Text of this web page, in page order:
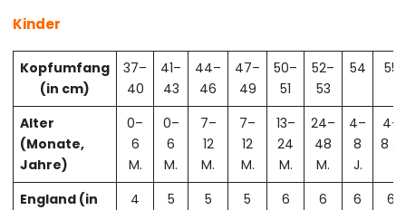
Kinder
Kopfumfang
(in cm)
37–
40
41–
43
44–
46
47–
49
50–
51
52–
53
54 55
Alter
(Monate,
Jahre)
0–
6
M.
0–
6
M.
7–
12
M.
7–
12
M.
13–
24
M.
24–
48
M.
4–
8
J.
4–
8 J.
England (in
4
5
5
5
6
6
6
6